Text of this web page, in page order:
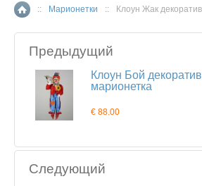
Главная страница
:: Марионетки :: Клоун Жак
Предыдущий
Клоун Бой
марионетка
€ 88.00
Следующий